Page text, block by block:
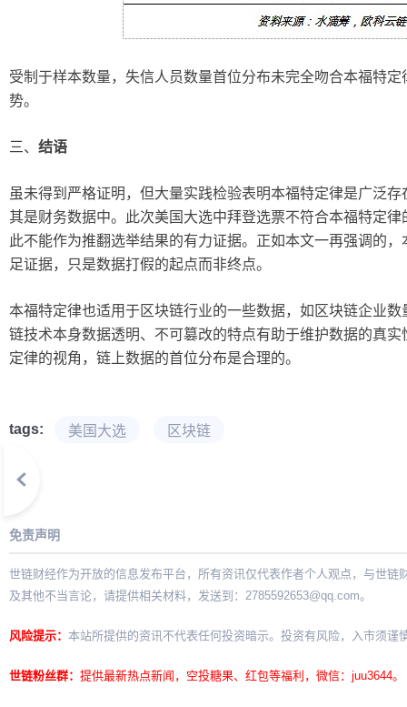
受制于样本数量，失信人员数量首位分布未完全吻合本福特
势。
三、 结语
虽未得到严格证明，但大量实践检验表明本福特定律是广泛
其是财务数据中。此次美国大选中拜登选票不符合本福特定
此不能作为推翻选举结果的有力证据。正如本文一再强调的
足证据，只是数据打假的起点而非终点。
本福特定律也适用于区块链行业的一些数据，如区块链企业
链技术本身数据透明、不可篡改的特点有助于维护数据的真
定律的视角，链上数据的首位分布是合理的。
tags: 美国大选 区块链
免责声明
世链财经作为开放的信息发布平台，所有资讯仅代表作者个人观点，与世
及其他不当言论，请提供相关材料，发送到： 2785592653@qq.com。
风险提示： 本站所提供的资讯不代表任何投资暗示。投资有风险，入市须谨
世链粉丝群： 提供最新热点新闻，空投糖果、红包等福利，微信：juu3644。